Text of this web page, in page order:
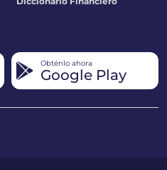
Obténlo ahora
Google Play